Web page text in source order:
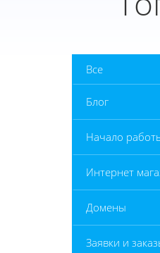
Все
Блог
Начало
Интернет
Домены
Заявки и